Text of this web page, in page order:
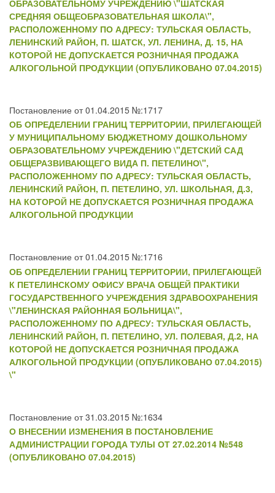
ОБРАЗОВАТЕЛЬНОМУ УЧРЕЖДЕНИЮ \"ШАТСКАЯ
СРЕДНЯЯ ОБЩЕОБРАЗОВАТЕЛЬНАЯ ШКОЛА\",
РАСПОЛОЖЕННОМУ ПО АДРЕСУ: ТУЛЬСКАЯ ОБЛАСТЬ,
ЛЕНИНСКИЙ РАЙОН, П. ШАТСК, УЛ. ЛЕНИНА, Д. 15, НА
КОТОРОЙ НЕ ДОПУСКАЕТСЯ РОЗНИЧНАЯ ПРОДАЖА
АЛКОГОЛЬНОЙ ПРОДУКЦИИ (ОПУБЛИКОВАНО 07.04.2015)
Постановление от 01.04.2015 №:1717
ОБ ОПРЕДЕЛЕНИИ ГРАНИЦ ТЕРРИТОРИИ, ПРИЛЕГАЮЩЕЙ
У МУНИЦИПАЛЬНОМУ БЮДЖЕТНОМУ ДОШКОЛЬНОМУ
ОБРАЗОВАТЕЛЬНОМУ УЧРЕЖДЕНИЮ \"ДЕТСКИЙ САД
ОБЩЕРАЗВИВАЮЩЕГО ВИДА П. ПЕТЕЛИНО\",
РАСПОЛОЖЕННОМУ ПО АДРЕСУ: ТУЛЬСКАЯ ОБЛАСТЬ,
ЛЕНИНСКИЙ РАЙОН, П. ПЕТЕЛИНО, УЛ. ШКОЛЬНАЯ, Д.3,
НА КОТОРОЙ НЕ ДОПУСКАЕТСЯ РОЗНИЧНАЯ ПРОДАЖА
АЛКОГОЛЬНОЙ ПРОДУКЦИИ
Постановление от 01.04.2015 №:1716
ОБ ОПРЕДЕЛЕНИИ ГРАНИЦ ТЕРРИТОРИИ, ПРИЛЕГАЮЩЕЙ
К ПЕТЕЛИНСКОМУ ОФИСУ ВРАЧА ОБЩЕЙ ПРАКТИКИ
ГОСУДАРСТВЕННОГО УЧРЕЖДЕНИЯ ЗДРАВООХРАНЕНИЯ
\"ЛЕНИНСКАЯ РАЙОННАЯ БОЛЬНИЦА\",
РАСПОЛОЖЕННОМУ ПО АДРЕСУ: ТУЛЬСКАЯ ОБЛАСТЬ,
ЛЕНИНСКИЙ РАЙОН, П. ПЕТЕЛИНО, УЛ. ПОЛЕВАЯ, Д.2, НА
КОТОРОЙ НЕ ДОПУСКАЕТСЯ РОЗНИЧНАЯ ПРОДАЖА
АЛКОГОЛЬНОЙ ПРОДУКЦИИ (ОПУБЛИКОВАНО 07.04.2015)
\"
Постановление от 31.03.2015 №:1634
О ВНЕСЕНИИ ИЗМЕНЕНИЯ В ПОСТАНОВЛЕНИЕ
АДМИНИСТРАЦИИ ГОРОДА ТУЛЫ ОТ 27.02.2014 №548
(ОПУБЛИКОВАНО 07.04.2015)